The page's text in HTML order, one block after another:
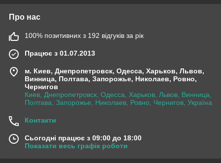
Про нас
100% позитивних з 192 відгуків за рік
Працює з 01.07.2013
м. Киев, Днепропетровск, Одесса, Харьков, Львов,
Винница, Полтава, Запорожье, Николаев, Ровно,
Чернигов
Киев, Днепропетровск, Одесса, Харьков, Львов, Винница,
Полтава, Запорожье, Николаев, Ровно, Чернигов, Україна
Контакти
Сьогодні працює з 09:00 до 18:00
Показати весь графік роботи